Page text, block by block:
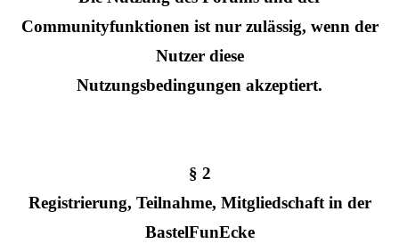
Communityfunktionen ist nur zulässig, wenn der
Nutzer diese
Nutzungsbedingungen akzeptiert.
§ 2
Registrierung, Teilnahme, Mitgliedschaft in der
BastelFunEcke